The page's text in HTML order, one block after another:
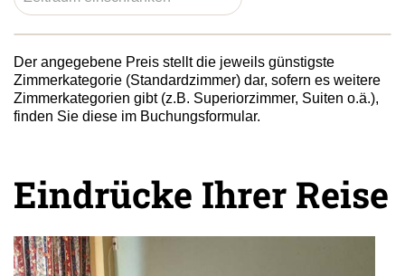
Der angegebene Preis stellt die jeweils günstigste
Zimmerkategorie (Standardzimmer) dar, sofern es weitere
Zimmerkategorien gibt (z.B. Superiorzimmer, Suiten o.ä.),
finden Sie diese im Buchungsformular.
Eindrücke Ihrer Reise